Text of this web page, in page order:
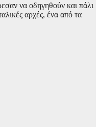
να οδηγηθούν και πάλι
αρχές, ένα από τα